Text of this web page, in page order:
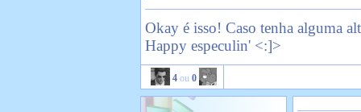
Okay é isso! Caso tenha alguma
Happy especulin' <:]>
4 ou 0